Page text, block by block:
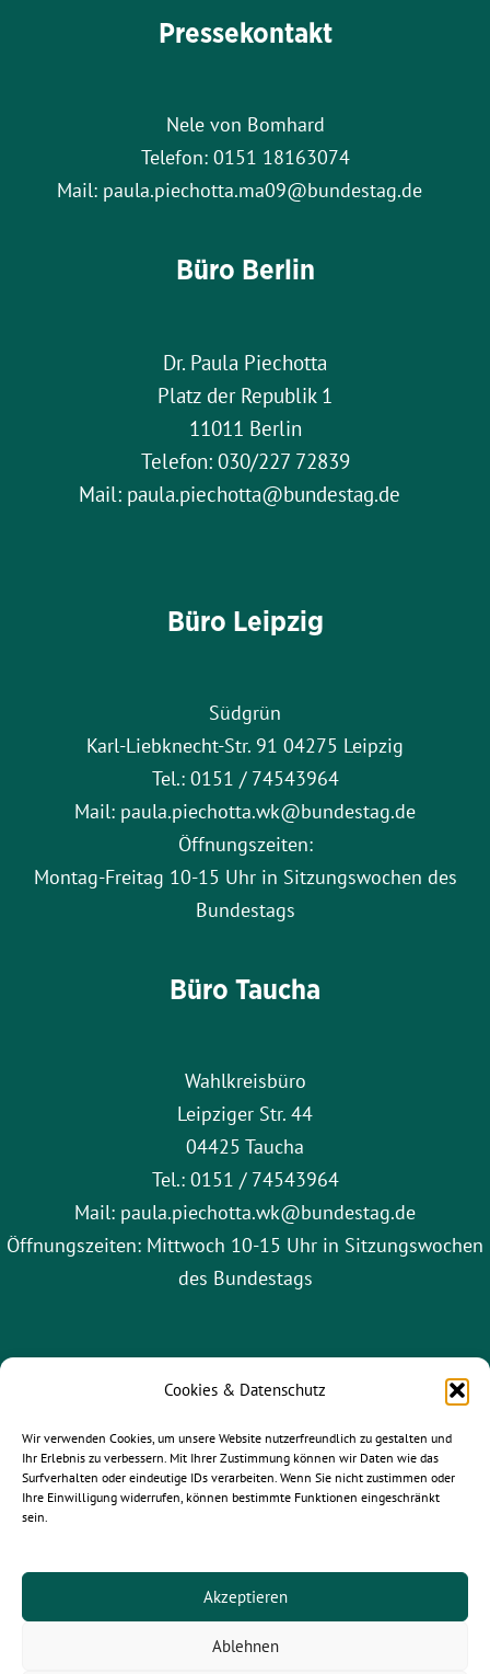
Cookies & Datenschutz
Wir verwenden Cookies, um unsere Website nutzerfreundlich zu gestalten und
Ihr Erlebnis zu verbessern. Mit Ihrer Zustimmung können wir Daten wie das
Surfverhalten oder eindeutige IDs verarbeiten. Wenn Sie nicht zustimmen oder
Ihre Einwilligung widerrufen, können bestimmte Funktionen eingeschränkt
sein.
Akzeptieren
Ablehnen
Pressekontakt
Nele von Bomhard
Telefon: 0151 18163074
Mail: paula.piechotta.ma09@bundestag.de
Büro Berlin
Dr. Paula Piechotta
Platz der Republik 1
11011 Berlin
Telefon: 030/227 72839
Mail: paula.piechotta@bundestag.de
Büro Leipzig
Südgrün
Karl-Liebknecht-Str. 91 04275 Leipzig
Tel.: 0151 / 74543964
Mail: paula.piechotta.wk@bundestag.de
Öffnungszeiten:
Montag-Freitag 10-15 Uhr in Sitzungswochen des
Bundestags
Büro Taucha
Wahlkreisbüro
Leipziger Str. 44
04425 Taucha
Tel.: 0151 / 74543964
Mail: paula.piechotta.wk@bundestag.de
Öffnungszeiten: Mittwoch 10-15 Uhr in Sitzungswochen
des Bundestags